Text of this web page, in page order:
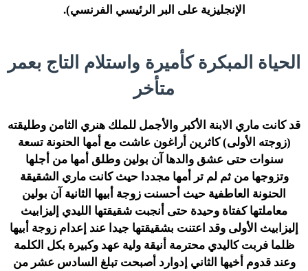
الإنجليزية على البر الرئيسي الفرنسي).
الحياة المبكرة كأميرة واستلام التاج بعمر
متأخر
قد كانت ماري الابنة الأكبر والأجمل للملك هنري الثامن وطليقته
(زوجته الأولى) كاثرين أراغون عاشت مع أمها الحنونة تسعة
سنوات حتى عشق والدها آن بولين وطلق أمها من أجلها
وتزوجها من ثم لم تر أمها مجددا حيث كانت ماري الشقيقة
الحنونة العاطفية حيث أحسنت زوجة أبيها الثانية آن بولين
معاملتها كفتاة وحيدة حتى أنجبت شقيقتها الليدي إليزابيث
إليزابيث الأولى وقد اعتنت بشقيقتها جيدا عند إعدام زوجة أبيها
ظلما فربت كاليدي محترمة أنيقة ولية عهد وكبيرة بكل الكلمة
وعند قدوم أخيها الثاني إدوارد أصبحت تبلغ السادس عشر من